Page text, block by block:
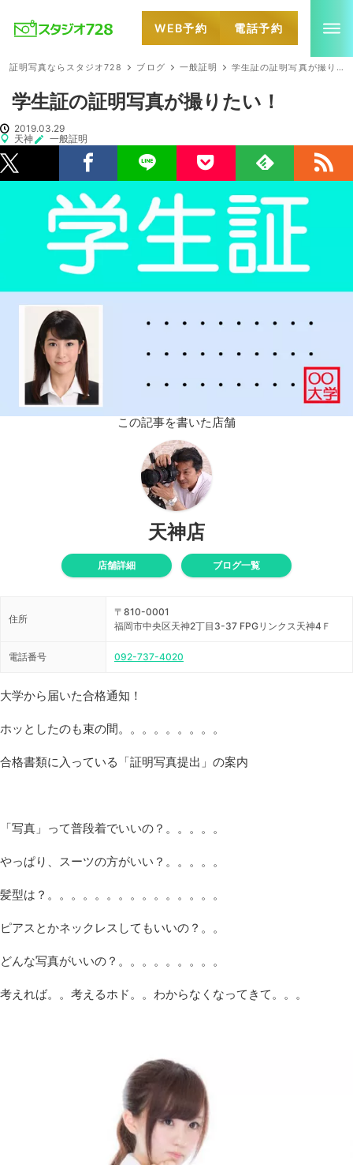
WEB予約 電話予約
証明写真ならスタジオ728 ブログ 一般証明 学生証の証明写真が撮りたい！
学生証の証明写真が撮りたい！
2019.03.29
天神
一般証明
この記事を書いた店舗
天神店
店舗詳細 ブログ一覧
住所
〒810-0001
福岡市中央区天神2丁目3-37 FPGリンクス天神4Ｆ
電話番号 092-737-4020
大学から届いた合格通知！
ホッとしたのも束の間。。。。。。。。。
合格書類に入っている「証明写真提出」の案内
「写真」って普段着でいいの？。。。。。
やっぱり、スーツの方がいい？。。。。。
髪型は？。。。。。。。。。。。。。。。
ピアスとかネックレスしてもいいの？。。
どんな写真がいいの？。。。。。。。。。
考えれば。。考えるホド。。わからなくなってきて。。。